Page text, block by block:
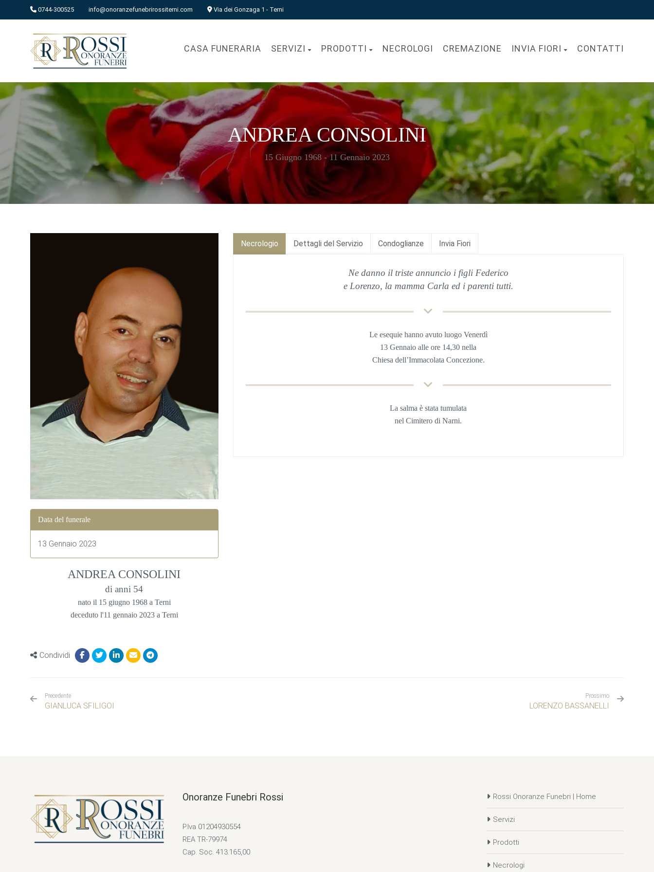
0744-300525 info@onoranzefunebrirossiterni.com Via dei Gonzaga 1 - Terni
CASA FUNERARIA SERVIZI PRODOTTI NECROLOGI CREMAZIONE INVIA FIORI CONTATTI
ANDREA CONSOLINI
15 Giugno 1968 - 11 Gennaio 2023
Data del funerale
13 Gennaio 2023
ANDREA CONSOLINI
di anni 54
nato il 15 giugno 1968 a Terni
deceduto l'11 gennaio 2023 a Terni
Condividi
Necrologio Dettagli del Servizio Condoglianze Invia Fiori
Ne danno il triste annuncio i figli Federico
e Lorenzo, la mamma Carla ed i parenti tutti.
Le esequie hanno avuto luogo Venerdì
13 Gennaio alleore 14,30nella
Chiesa dell’Immacolata Concezione.
La salma è stata tumulata
nel Cimitero di Narni.
Precedente
GIANLUCA SFILIGOI
Prossimo
LORENZO BASSANELLI
Onoranze Funebri Rossi
P.Iva 01204930554
REA TR-79974
Cap. Soc. 413.165,00
Rossi Onoranze Funebri | Home
Servizi
Prodotti
Necrologi